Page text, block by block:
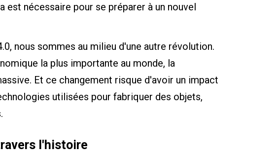
nécessaire pour se préparer à un nouvel
nous sommes au milieu d'une autre révolution.
la plus importante au monde, la
Et ce changement risque d'avoir un impact
utilisées pour fabriquer des objets,
l'histoire